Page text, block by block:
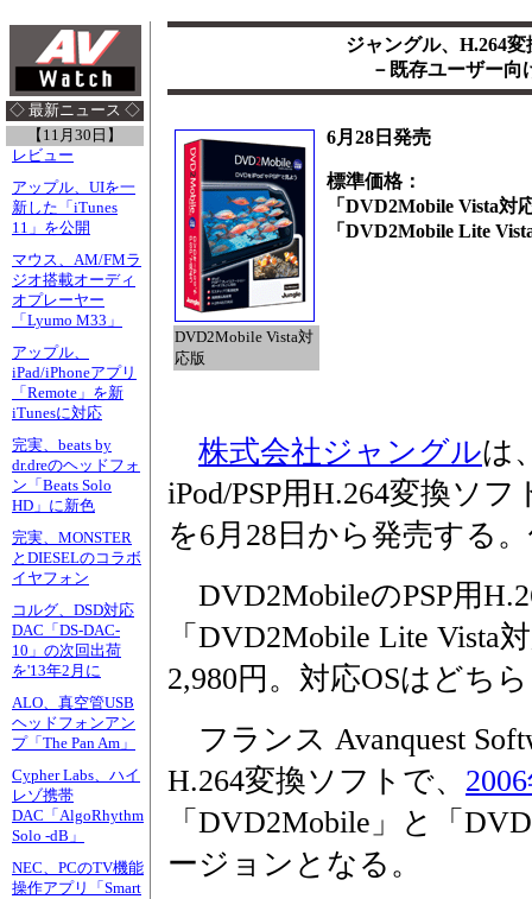
◇ 最新ニュース ◇
【11月30日】
レビュー
アップル、UIを一
新した「iTunes
11」を公開
マウス、AM/FMラ
ジオ搭載オーディ
オプレーヤー
「Lyumo M33」
アップル、
iPad/iPhoneアプリ
「Remote」を新
iTunesに対応
完実、beats by
dr.dreのヘッドフォ
ン「Beats Solo
HD」に新色
完実、MONSTER
とDIESELのコラボ
イヤフォン
コルグ、DSD対応
DAC「DS-DAC-
10」の次回出荷
を'13年2月に
ALO、真空管USB
ヘッドフォンアン
プ「The Pan Am」
Cypher Labs、ハイ
レゾ携帯
DAC「AlgoRhythm
Solo -dB」
NEC、PCのTV機能
操作アプリ「Smart
ジャングル、H.264
－既存ユーザー向
DVD2Mobile Vista対
応版
6月28日発売
標準価格：
「DVD2Mobile Vista対
「DVD2Mobile Lite
株式会社ジャングルは
iPod/PSP用H.264変換ソ
を6月28日から発売する
DVD2MobileのPSP用
「DVD2Mobile Lite Vista
2,980円。対応OSはどち
フランス Avanquest
H.264変換ソフトで、
「DVD2Mobile」と「
ージョンとなる。